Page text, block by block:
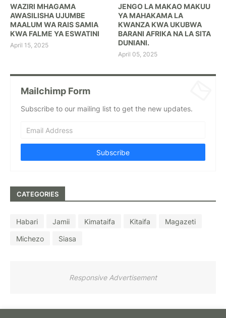
WAZIRI MHAGAMA
AWASILISHA UJUMBE
MAALUM WA RAIS SAMIA
KWA FALME YA ESWATINI
April 15, 2025
JENGO LA MAKAO MAKUU
YA MAHAKAMA LA
KWANZA KWA UKUBWA
BARANI AFRIKA NA LA SITA
DUNIANI.
April 05, 2025
Mailchimp Form
Subscribe to our mailing list to get the new updates.
CATEGORIES
Habari Jamii Kimataifa Kitaifa
Magazeti
Michezo
Siasa
Responsive Advertisement